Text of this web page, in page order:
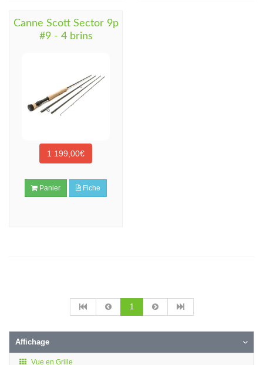
Canne Scott Sector 9p
#9 - 4 brins
1 199,00€
Panier Fiche
1
Affichage
Vue en Grille